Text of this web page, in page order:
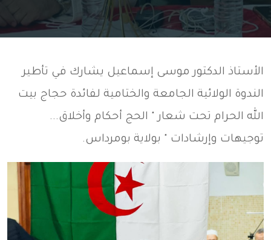
الأستاذ الدكتور موسى إسماعيل يشارك في تأطير
الندوة الولائية الجامعة والختامية لفائدة حجاج بيت
الله الحرام تحت شعار " الحج أحكام وأخلاق...
توجيهات وإرشادات " بولاية بومرداس.